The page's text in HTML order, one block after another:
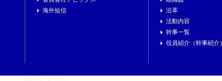
海外短信
沿革
活動内容
幹事一覧
役員紹介（幹事紹介